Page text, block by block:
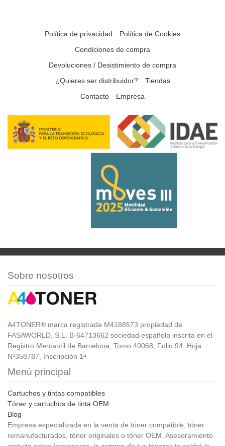
Política de privacidad
Política de Cookies
Condiciones de compra
Devoluciones / Desistimiento de compra
¿Quieres ser distribuidor?
Tiendas
Contacto
Empresa
Sobre nosotros
A4TONER® marca registrada M4188573 propiedad de
FASAWORLD, S.L. B-64713662 sociedad española inscrita en el
Registro Mercantil de Barcelona, Tomo 40068, Folio 94, Hoja
Nº358787, Inscripción 1ª
Menú principal
Cartuchos y tintas compatibles
Tóner y cartuchos de tinta OEM
Blog
Empresa especializada en la venta de tóner compatible, tóner
remanufacturados, tóner originales o tóner OEM. Asesoramiento